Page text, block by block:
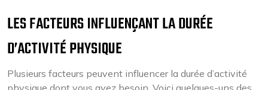
LES FACTEURS INFLUENÇANT LA DURÉE
D’ACTIVITÉ PHYSIQUE
Plusieurs facteurs peuvent influencer la durée d’activité